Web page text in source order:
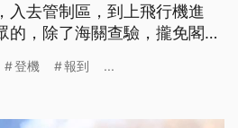
入去管制區，到上飛行機進
的，除了海關查驗，攏免閣提
往過通關設備事由航空公司來
登機 報到 ...